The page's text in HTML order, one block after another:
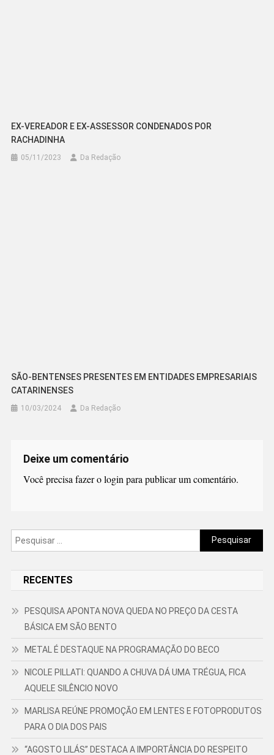
EX-VEREADOR E EX-ASSESSOR CONDENADOS POR
RACHADINHA
05/11/2023 Da Redação
SÃO-BENTENSES PRESENTES EM ENTIDADES EMPRESARIAIS
CATARINENSES
10/03/2024 Da Redação
Deixe um comentário
Você precisa fazer ologin para publicar um comentário.
Pesquisar
por:
RECENTES
PESQUISA APONTA NOVA QUEDA NO PREÇO DA CESTA
BÁSICA EM SÃO BENTO
METAL É DESTAQUE NA PROGRAMAÇÃO DO BECO
NICOLE PILLATI: QUANDO A CHUVA DÁ UMA TRÉGUA, FICA
AQUELE SILÊNCIO NOVO
MARLISA REÚNE PROMOÇÃO EM LENTES E FOTOPRODUTOS
PARA O DIA DOS PAIS
“AGOSTO LILÁS” DESTACA A IMPORTÂNCIA DO RESPEITO